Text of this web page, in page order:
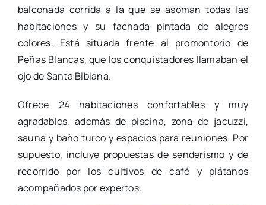
balconada corrida a la que se asoman todas las
habitaciones y su fachada pintada de alegres
colores. Está situada frente al promontorio de
Peñas Blancas, que los conquistadores llamaban el
ojo de Santa Bibiana.
Ofrece 24 habitaciones confortables y muy
agradables, además de piscina, zona de jacuzzi,
sauna y baño turco y espacios para reuniones. Por
supuesto, incluye propuestas de senderismo y de
recorrido por los cultivos de café y plátanos
acompañados por expertos.